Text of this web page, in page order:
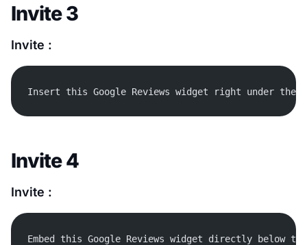
Invite 3
Invite :
Insert this Google Reviews widget right under the
Invite 4
Invite :
Embed this Google Reviews widget directly